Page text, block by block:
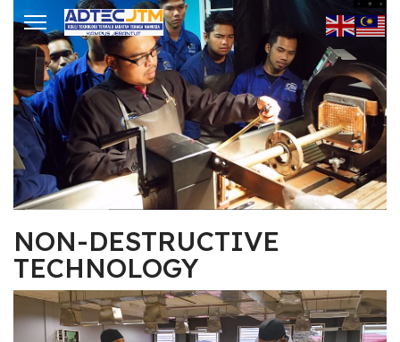
NON-DESTRUCTIVE
TECHNOLOGY